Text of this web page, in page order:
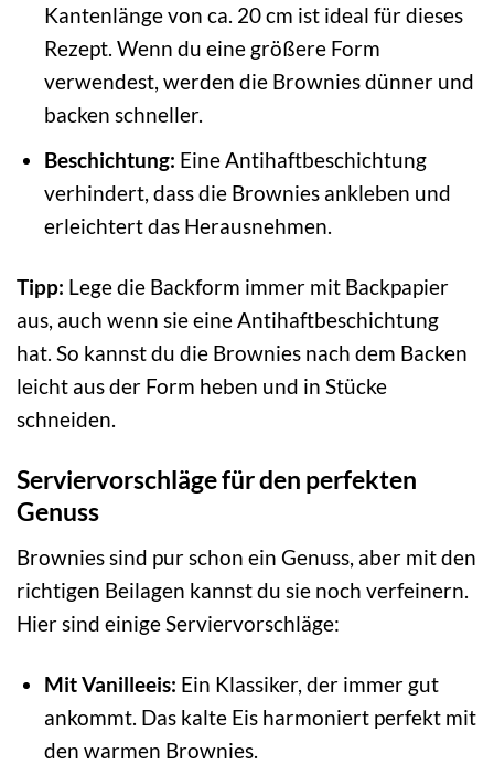
Kantenlänge von ca. 20 cm ist ideal für dieses
Rezept. Wenn du eine größere Form
verwendest, werden die Brownies dünner und
backen schneller.
Beschichtung: Eine Antihaftbeschichtung
verhindert, dass die Brownies ankleben und
erleichtert das Herausnehmen.
Tipp: Lege die Backform immer mit Backpapier
aus, auch wenn sie eine Antihaftbeschichtung
hat. So kannst du die Brownies nach dem Backen
leicht aus der Form heben und in Stücke
schneiden.
Serviervorschläge für den perfekten
Genuss
Brownies sind pur schon ein Genuss, aber mit den
richtigen Beilagen kannst du sie noch verfeinern.
Hier sind einige Serviervorschläge:
Mit Vanilleeis: Ein Klassiker, der immer gut
ankommt. Das kalte Eis harmoniert perfekt mit
den warmen Brownies.